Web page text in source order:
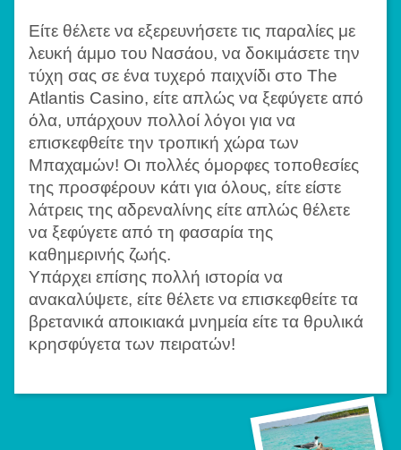
Είτε θέλετε να εξερευνήσετε τις παραλίες με
λευκή άμμο του Νασάου, να δοκιμάσετε την
τύχη σας σε ένα τυχερό παιχνίδι στο The
Atlantis Casino, είτε απλώς να ξεφύγετε από
όλα, υπάρχουν πολλοί λόγοι για να
επισκεφθείτε την τροπική χώρα των
Μπαχαμών! Οι πολλές όμορφες τοποθεσίες
της προσφέρουν κάτι για όλους, είτε είστε
λάτρεις της αδρεναλίνης είτε απλώς θέλετε
να ξεφύγετε από τη φασαρία της
καθημερινής ζωής.
Υπάρχει επίσης πολλή ιστορία να
ανακαλύψετε, είτε θέλετε να επισκεφθείτε τα
βρετανικά αποικιακά μνημεία είτε τα θρυλικά
κρησφύγετα των πειρατών!